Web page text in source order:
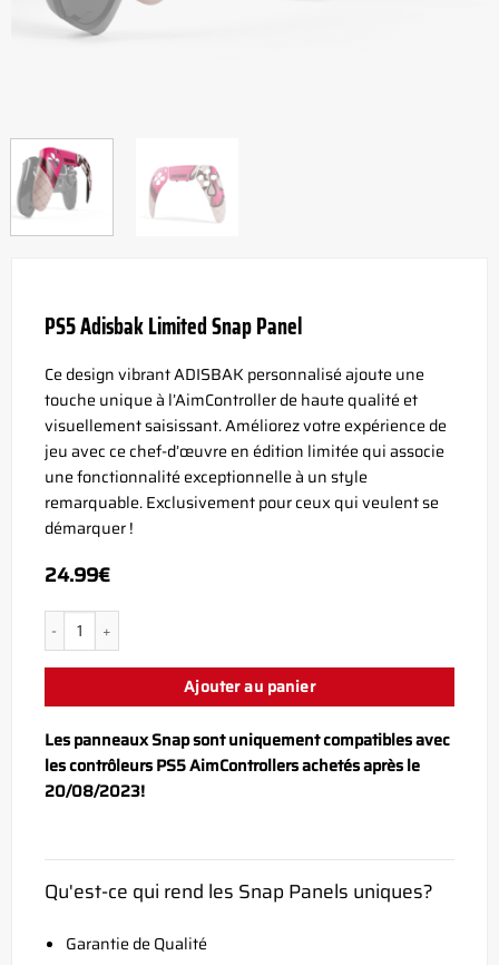
PS5 Adisbak Limited Snap Panel
Ce design vibrant ADISBAK personnalisé ajoute une
touche unique à l’AimController de haute qualité et
visuellement saisissant. Améliorez votre expérience de
jeu avec ce chef-d’œuvre en édition limitée qui associe
une fonctionnalité exceptionnelle à un style
remarquable. Exclusivement pour ceux qui veulent se
démarquer !
24.99€
quantité de PS5 Adisbak Limited Snap Panel
Ajouter au panier
Les panneaux Snap sont uniquement compatibles avec
les contrôleurs PS5 AimControllers achetés après le
20/08/2023!
Qu'est-ce qui rend les Snap Panels uniques?
Garantie de Qualité